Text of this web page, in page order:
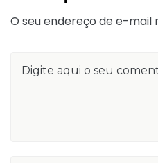
O seu endereço de e-mail